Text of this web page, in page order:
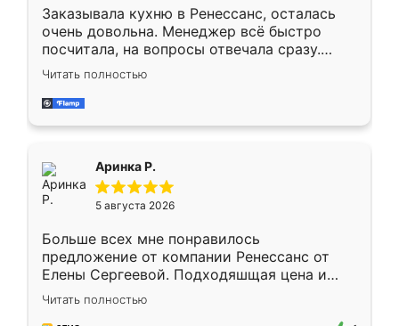
Заказывала кухню в Ренессанс, осталась
очень довольна. Менеджер всё быстро
посчитала, на вопросы отвечала сразу.
Замерщик приехал в субботу, подошёл к
делу со всей ответственностью. Собрали
за день, ребята работали аккуратно, даже
Читать полностью
Аринка Р.
5 августа 2026
Больше всех мне понравилось
предложение от компании Ренессанс от
Елены Сергеевой. Подходяшщая цена и
короткие сроки изготовления. Приехавший
для замера сотрудник Владислав
Читать полностью